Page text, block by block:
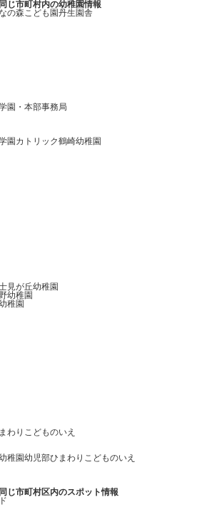
じ市町村内の幼稚園情報
の森こども園丹生園舎
園・本部事務局
園カトリック鶴崎幼稚園
見が丘幼稚園
幼稚園
稚園
りこどものいえ
園幼児部ひまわりこどものいえ
市町村区内のスポット情報